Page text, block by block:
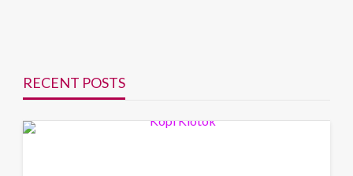
RECENT POSTS